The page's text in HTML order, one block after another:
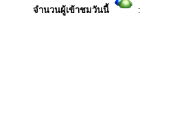
จำนวนผู้เข้าชมวันนี้ :